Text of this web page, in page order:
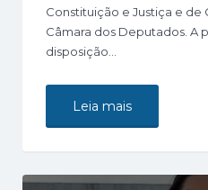
Constituição e Justiça e de
Câmara dos Deputados. A
disposição…
Leia mais